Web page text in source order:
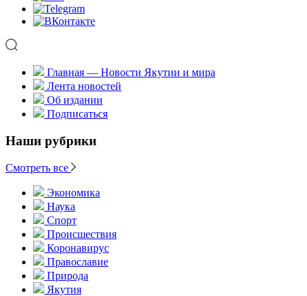
Главная — Новости Якутии и мира
Лента новостей
Об издании
Подписаться
Наши рубрики
Смотреть все
Экономика
Наука
Спорт
Происшествия
Коронавирус
Православие
Природа
Якутия